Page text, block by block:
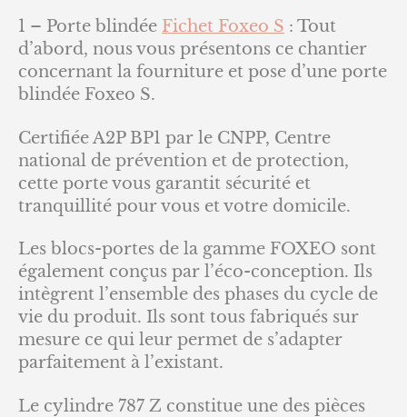
1 – Porte blindée Fichet Foxeo S : Tout
d’abord, nous vous présentons ce chantier
concernant la fourniture et pose d’une porte
blindée Foxeo S.
Certifiée A2P BP1 par le CNPP, Centre
national de prévention et de protection,
cette porte vous garantit sécurité et
tranquillité pour vous et votre domicile.
Les blocs-portes de la gamme FOXEO sont
également conçus par l’éco-conception. Ils
intègrent l’ensemble des phases du cycle de
vie du produit. Ils sont tous fabriqués sur
mesure ce qui leur permet de s’adapter
parfaitement à l’existant.
Le cylindre 787 Z constitue une des pièces